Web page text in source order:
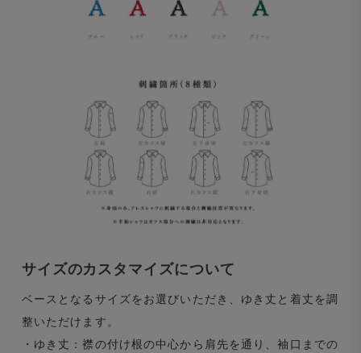
サイズのカスタマイズについて
ベースとなるサイズをお選びいただき、ゆき丈と着丈を調
整いただけます。
・ゆき丈：襟の付け根の中心から肩先を通り、袖口までの